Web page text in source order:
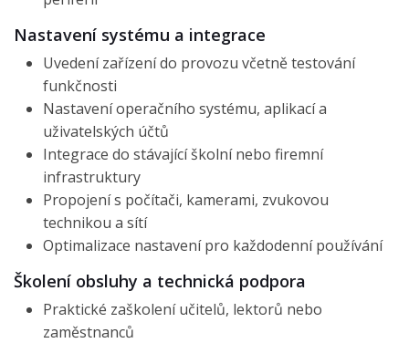
Nastavení systému a integrace
Uvedení zařízení do provozu včetně testování
funkčnosti
Nastavení operačního systému, aplikací a
uživatelských účtů
Integrace do stávající školní nebo firemní
infrastruktury
Propojení s počítači, kamerami, zvukovou
technikou a sítí
Optimalizace nastavení pro každodenní používání
Školení obsluhy a technická podpora
Praktické zaškolení učitelů, lektorů nebo
zaměstnanců